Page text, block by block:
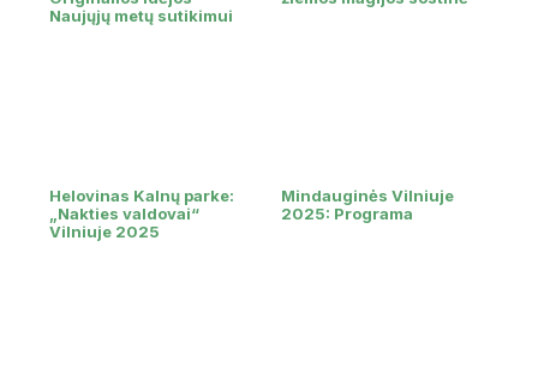
Naujųjų metų sutikimui
Helovinas Kalnų parke:
„Nakties valdovai“
Vilniuje 2025
Mindauginės Vilniuje
2025: Programa